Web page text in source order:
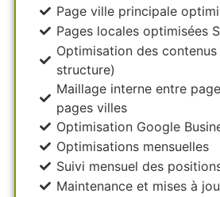
Page ville principale
Pages locales optimisées
Optimisation des
structure)
Maillage interne entre
pages villes
Optimisation Google
Optimisations mensuelles
Suivi mensuel des
Maintenance et mises à